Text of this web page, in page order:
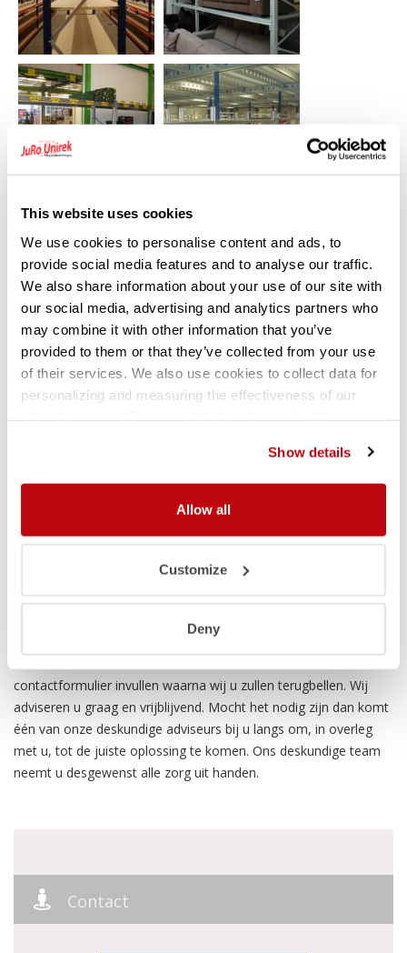
This website uses cookies
We use cookies to personalise content and ads, to
provide social media features and to analyse our traffic.
We also share information about your use of our site with
our social media, advertising and analytics partners who
may combine it with other information that you’ve
provided to them or that they’ve collected from your use
of their services. We also use cookies to collect data for
personalizing and measuring the effectiveness of our
Show details
Allow all
Customize
Deny
Vrijblijvend advies middelzware
rekken
Voor uitgebreide informatie, een offerte of andere vragen over
contactformulier invullen waarna wij u zullen terugbellen. Wij
adviseren u graag en vrijblijvend. Mocht het nodig zijn dan komt
één van onze deskundige adviseurs bij u langs om, in overleg
met u, tot de juiste oplossing te komen. Ons deskundige team
neemt u desgewenst alle zorg uit handen.
Contact